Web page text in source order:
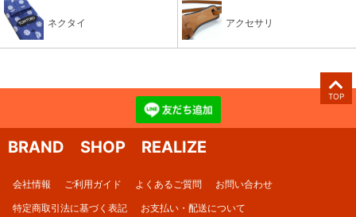
ネクタイ アクセサリ
TOP
BRAND SHOP REALIZE
会社情報 ご利用ガイド よくあるご質問
お問い合わせ
特定商取引法に基づく表記
お支払い・配送について